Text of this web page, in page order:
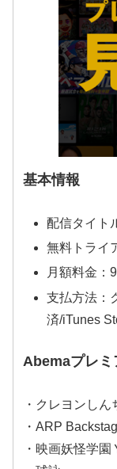
基本情報
配信タイト
無料トライ
月額料金：
支払方法：
済/iTunes
Abemaプレミ
・クレヨンし
・ARP
・映画妖怪学